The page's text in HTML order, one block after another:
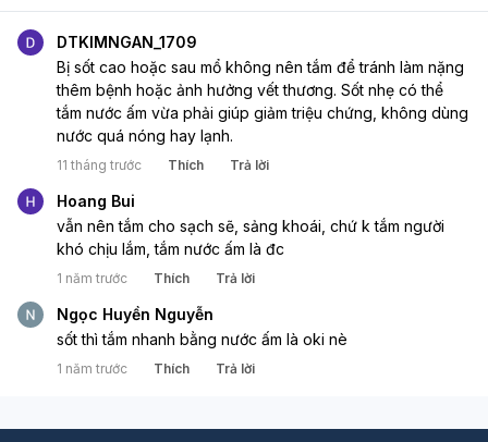
DTKIMNGAN_1709
Bị sốt cao hoặc sau mổ không nên tắm để tránh làm nặng
thêm bệnh hoặc ảnh hưởng vết thương. Sốt nhẹ có thể
tắm nước ấm vừa phải giúp giảm triệu chứng, không dùng
nước quá nóng hay lạnh.
11 tháng trước Thích Trả lời
Hoang Bui
vẫn nên tắm cho sạch sẽ, sảng khoái, chứ k tắm người
khó chịu lắm, tắm nước ấm là đc
1 năm trước Thích Trả lời
Ngọc Huyền Nguyễn
sốt thì tắm nhanh bằng nước ấm là oki nè
1 năm trước Thích Trả lời